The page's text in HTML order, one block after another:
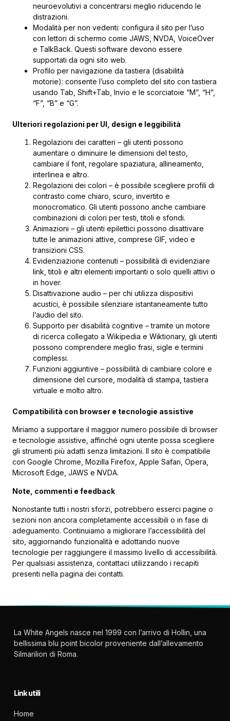
neuroevolutivi a concentrarsi meglio riducendo le
distrazioni.
Modalità per non vedenti: configura il sito per l’uso
con lettori di schermo come JAWS, NVDA, VoiceOver
e TalkBack. Questi software devono essere
supportati da ogni sito web.
Profilo per navigazione da tastiera (disabilità
motorie): consente l’uso completo del sito con tastiera
usando Tab, Shift+Tab, Invio e le scorciatoie “M”, “H”,
“F”, “B” e “G”.
Ulteriori regolazioni per UI, design e leggibilità
Regolazioni dei caratteri – gli utenti possono
aumentare o diminuire le dimensioni del testo,
cambiare il font, regolare spaziatura, allineamento,
interlinea e altro.
Regolazioni dei colori – è possibile scegliere profili di
contrasto come chiaro, scuro, invertito e
monocromatico. Gli utenti possono anche cambiare
combinazioni di colori per testi, titoli e sfondi.
Animazioni – gli utenti epilettici possono disattivare
tutte le animazioni attive, comprese GIF, video e
transizioni CSS.
Evidenziazione contenuti – possibilità di evidenziare
link, titoli e altri elementi importanti o solo quelli attivi o
in hover.
Disattivazione audio – per chi utilizza dispositivi
acustici, è possibile silenziare istantaneamente tutto
l’audio del sito.
Supporto per disabilità cognitive – tramite un motore
di ricerca collegato a Wikipedia e Wiktionary, gli utenti
possono comprendere meglio frasi, sigle e termini
complessi.
Funzioni aggiuntive – possibilità di cambiare colore e
dimensione del cursore, modalità di stampa, tastiera
virtuale e molto altro.
Compatibilità con browser e tecnologie assistive
Miriamo a supportare il maggior numero possibile di browser
e tecnologie assistive, affinché ogni utente possa scegliere
gli strumenti più adatti senza limitazioni. Il sito è compatibile
con Google Chrome, Mozilla Firefox, Apple Safari, Opera,
Microsoft Edge, JAWS e NVDA.
Note, commenti e feedback
Nonostante tutti i nostri sforzi, potrebbero esserci pagine o
sezioni non ancora completamente accessibili o in fase di
adeguamento. Continuiamo a migliorare l’accessibilità del
sito, aggiornando funzionalità e adottando nuove
tecnologie per raggiungere il massimo livello di accessibilità.
Per qualsiasi assistenza, contattaci utilizzando i recapiti
presenti nella pagina dei contatti.
La White Angels nasce nel 1999 con l’arrivo di Hollin, una
bellissima blu point bicolor proveniente dall’allevamento
Silmarilion di Roma.
Link utili
Home